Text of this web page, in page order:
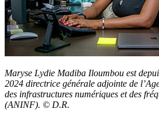
Maryse Lydie Madiba Iloumbou est
2024 directrice générale adjointe de
des infrastructures numériques et des
(ANINF). © D.R.